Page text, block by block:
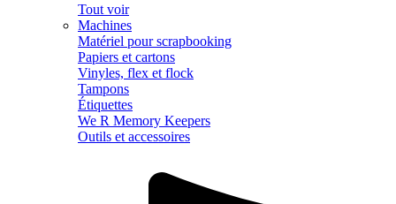
Tout voir
Machines
Matériel pour scrapbooking
Papiers et cartons
Vinyles, flex et flock
Tampons
Étiquettes
We R Memory Keepers
Outils et accessoires